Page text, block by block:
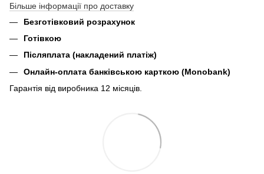
Більше інформації про доставку
Безготівковий розрахунок
Готівкою
Післяплата (накладений платіж)
Онлайн-оплата банківською карткою (Monobank)
Гарантія від виробника 12 місяців.